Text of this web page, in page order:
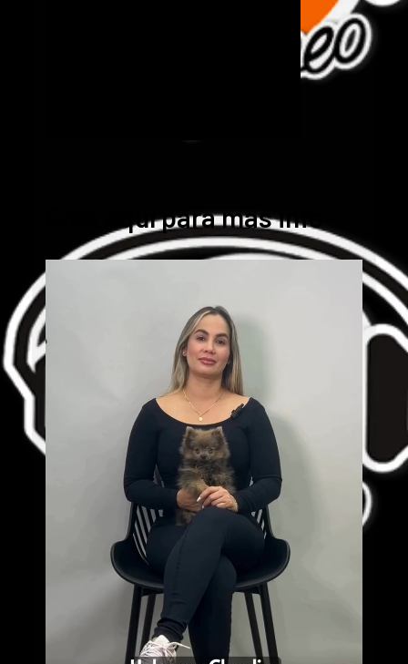
Cick aquí para mas info